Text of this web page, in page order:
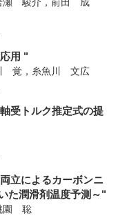
用 "
覚，糸魚川 文広
受トルク推定式の提
立によるカーボンニ
た潤滑剤温度予測～"
園 聡